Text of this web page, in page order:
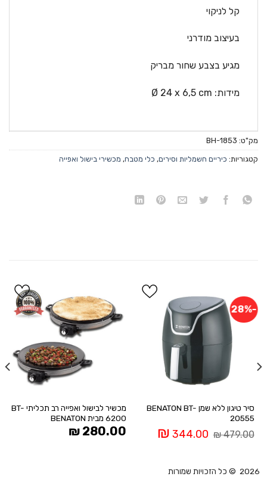
קל לניקוי
בעיצוב מודרני
מגיע בצבע שחור מבריק
מידות: Ø 24 x 6,5 cm
מק"ט: BH-1853
קטגוריות: כיריים חשמליות וסירים, כלי מטבח, מכשירי בישול ואפייה
-28%
WISHLIST
סיר טיגון ללא שמן BENATON BT-
20555
479.00
₪
המחיר
המקורי
344.00
₪
מכשיר לבישול ואפייה רב תכליתי BT-
6200 מבית BENATON
280.00
₪